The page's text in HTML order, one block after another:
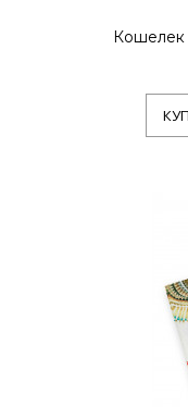
Кошелек